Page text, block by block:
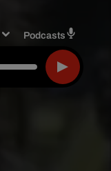
Podcasts